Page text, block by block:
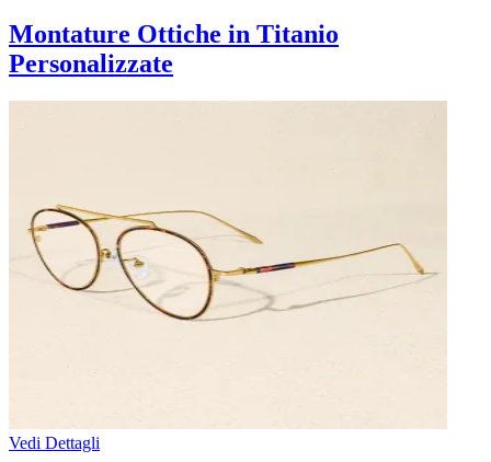
Montature Ottiche in Titanio
Personalizzate
Vedi Dettagli